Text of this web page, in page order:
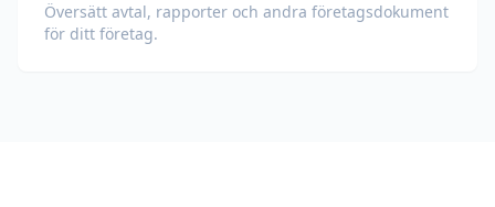
Översätt avtal, rapporter och andra företagsdokument
för ditt företag.